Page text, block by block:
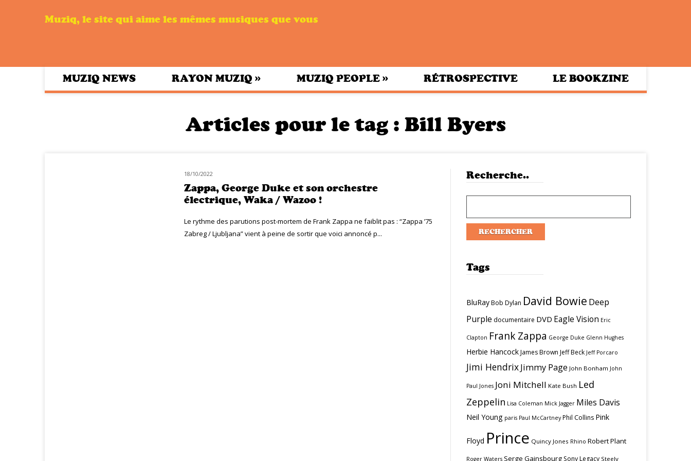
Muziq, le site qui aime les mêmes musiques que vous
MUZIQ NEWS RAYON MUZIQ » MUZIQ PEOPLE » RÉTROSPECTIVE LE BOOKZINE
Articles pour le tag : Bill Byers
18/10/2022
Zappa, George Duke et son orchestre
électrique, Waka / Wazoo !
Le rythme des parutions post-mortem de Frank Zappa ne faiblit pas : “Zappa ’75
Zabreg / Ljubljana” vient à peine de sortir que voici annoncé p...
Recherche..
Tags
BluRay Bob Dylan David Bowie Deep
Purple documentaire DVD Eagle Vision Eric
Clapton Frank Zappa George Duke Glenn Hughes
Herbie Hancock James Brown Jeff Beck Jeff Porcaro
Jimi HendrixJimmy Page John Bonham John
Paul Jones Joni Mitchell Kate Bush Led
Zeppelin Lisa Coleman Mick Jagger Miles Davis
Neil Young paris Paul McCartney Phil Collins Pink
Floyd Prince Quincy Jones Rhino Robert Plant
Roger Waters Serge Gainsbourg Sony Legacy Steely